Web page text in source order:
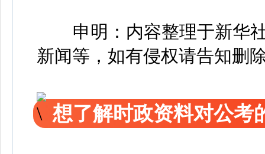
申明：内容整理于新华
新闻等，如有侵权请告知删
想了解时政资料对公考